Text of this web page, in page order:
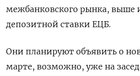
межбанковского рынка, выше
депозитной ставки ЕЦБ.
Они планируют объявить о
марте, возможно, уже на